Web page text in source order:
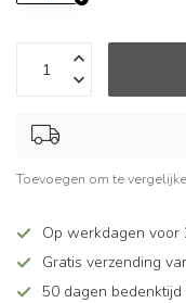
Toevoegen om te
Op werkdagen voor
Gratis verzending
50 dagen